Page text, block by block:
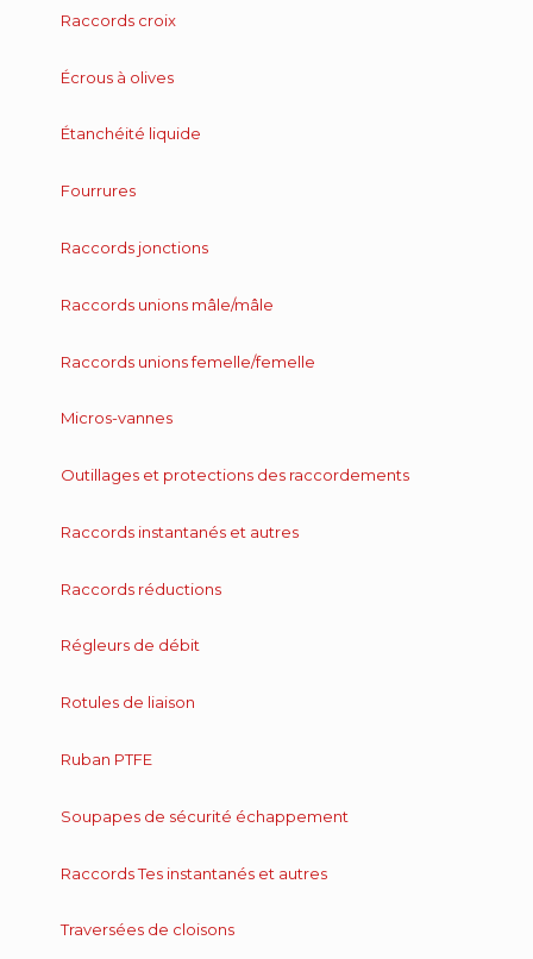
Raccords croix
Écrous à olives
Étanchéité liquide
Fourrures
Raccords jonctions
Raccords unions mâle/mâle
Raccords unions femelle/femelle
Micros-vannes
Outillages et protections des raccordements
Raccords instantanés et autres
Raccords réductions
Régleurs de débit
Rotules de liaison
Ruban PTFE
Soupapes de sécurité échappement
Raccords Tes instantanés et autres
Traversées de cloisons